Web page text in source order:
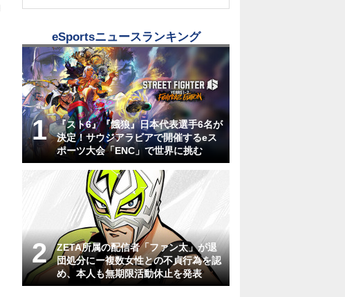
eSportsニュースランキング
『スト6』『餓狼』日本代表選手6名が
決定！サウジアラビアで開催するeス
ポーツ大会「ENC」で世界に挑む
ZETA所属の配信者「ファン太」が退
団処分にー複数女性との不貞行為を認
め、本人も無期限活動休止を発表